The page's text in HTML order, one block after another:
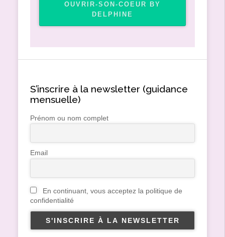
OUVRIR-SON-COEUR BY
DELPHINE
S’inscrire à la newsletter (guidance
mensuelle)
Prénom ou nom complet
Email
En continuant, vous acceptez la politique de
confidentialité